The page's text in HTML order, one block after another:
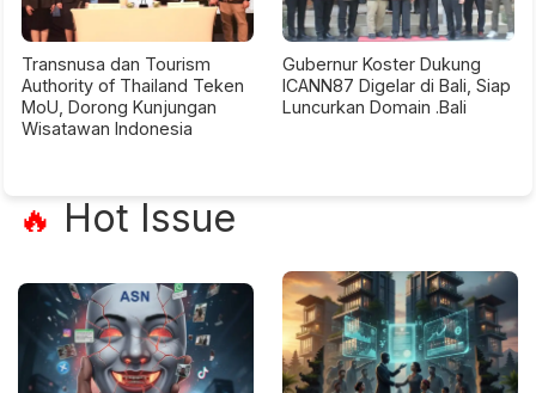
Transnusa dan Tourism
Authority of Thailand Teken
MoU, Dorong Kunjungan
Wisatawan Indonesia
Gubernur Koster Dukung
ICANN87 Digelar di Bali, Siap
Luncurkan Domain .Bali
🔥 Hot Issue